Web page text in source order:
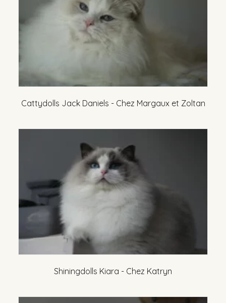
Cattydolls Jack Daniels - Chez Margaux et Zoltan
Shiningdolls Kiara - Chez Katryn